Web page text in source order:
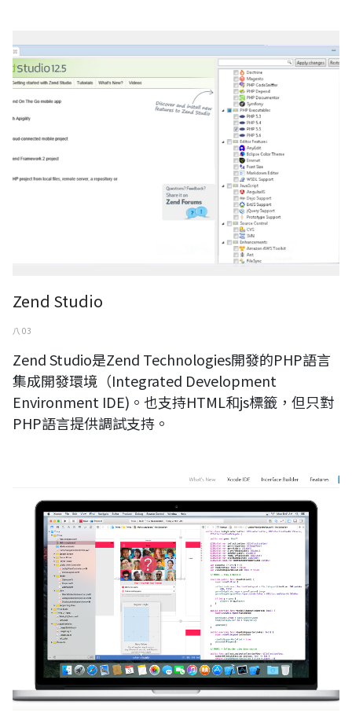
Zend Studio
八 03
Zend Studio是Zend Technologies開發的PHP語言
集成開發環境（Integrated Development
Environment IDE)。也支持HTML和js標籤，但只對
PHP語言提供調試支持。